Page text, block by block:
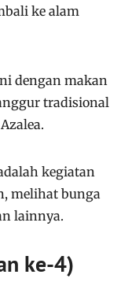
ke alam
dengan makan
tradisional
kegiatan
melihat bunga
lainnya.
ke-4)